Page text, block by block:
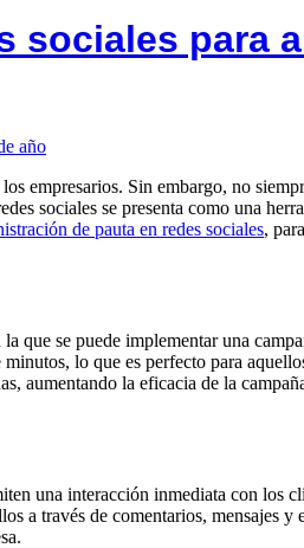
sociales para
empresarios. Sin embargo, no
sociales se presenta como una
de pauta en redes sociales,
que se puede implementar una
lo que es perfecto para
aumentando la eficacia de la
una interacción inmediata con los
a través de comentarios, mensajes